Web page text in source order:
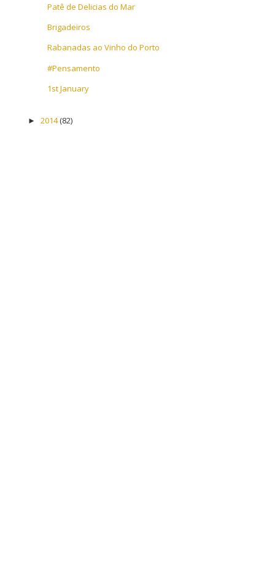
Patê de Delicias do Mar
Brigadeiros
Rabanadas ao Vinho do Porto
#Pensamento
1st January
► 2014(82)